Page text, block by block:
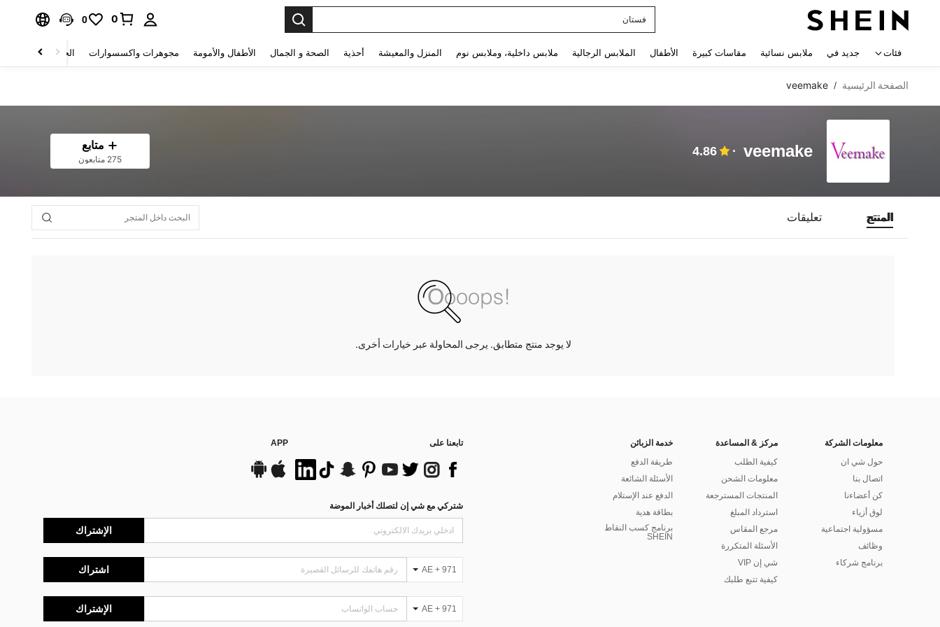
فستان
0
0
فئات جديد في ملابس نسائية مقاسات كبيرة الأطفال الملابس الرجالية ملابس داخلية، وملابس نوم المنزل والمعيشة أحذية الصحة و الجمال الأطفال والأمومة مجوهرات واكسسوارات الحقائب والأمتعة
الصفحة الرئيسية /
veemake
veemake
4.86 متابع
275 متابعون
المنتج تعليقات
لا يوجد منتج متطابق. يرجى المحاولة عبر خيارات أخرى.
معلومات الشركة
حول شي ان
اتصال بنا
كن أعضاءنا
لوق أزياء
مسؤولية اجتماعية
وظائف
برنامج شركاء
مركز & المساعدة
كيفية الطلب
معلومات الشحن
المنتجات المسترجعة
استرداد المبلغ
مرجع المقاس
الأسئلة المتكررة
شي إن VIP
كيفية تتبع طلبك
خدمة الزبائن
طريقة الدفع
الأسئلة الشائعة
الدفع عند الإستلام
بطاقة هدية
برنامج كسب النقاط
SHEIN
تابعنا على APP
شتركي مع شي إن لتصلك أخبار الموضة
الإشتراك
AE + 971 اشتراك
AE + 971 الإشتراك